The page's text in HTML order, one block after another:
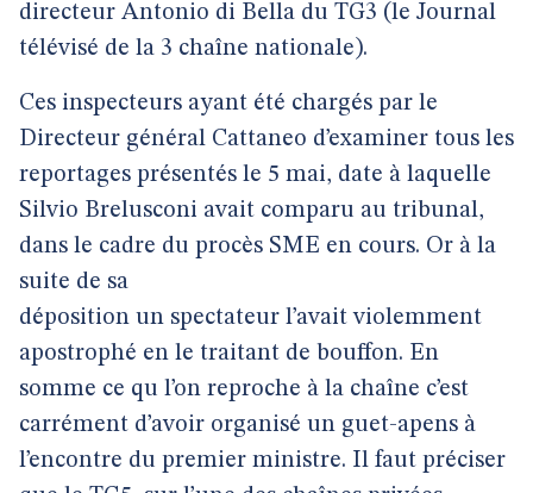
directeur Antonio di Bella du TG3 (le Journal
télévisé de la 3 chaîne nationale).
Ces inspecteurs ayant été chargés par le
Directeur général Cattaneo d’examiner tous les
reportages présentés le 5 mai, date à laquelle
Silvio Brelusconi avait comparu au tribunal,
dans le cadre du procès SME en cours. Or à la
suite de sa
déposition un spectateur l’avait violemment
apostrophé en le traitant de bouffon. En
somme ce qu l’on reproche à la chaîne c’est
carrément d’avoir organisé un guet-apens à
l’encontre du premier ministre. Il faut préciser